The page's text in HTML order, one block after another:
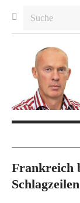
Frankreich
Schlagzeilen